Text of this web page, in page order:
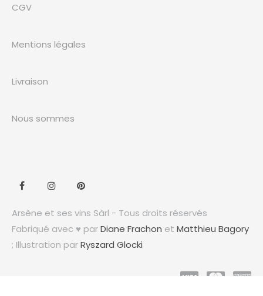
CGV
Mentions légales
Livraison
Nous sommes
Arsène et ses vins Sàrl - Tous droits réservés
Fabriqué avec ♥ parDiane Frachon et Matthieu Bagory
; Illustration parRyszard Glocki